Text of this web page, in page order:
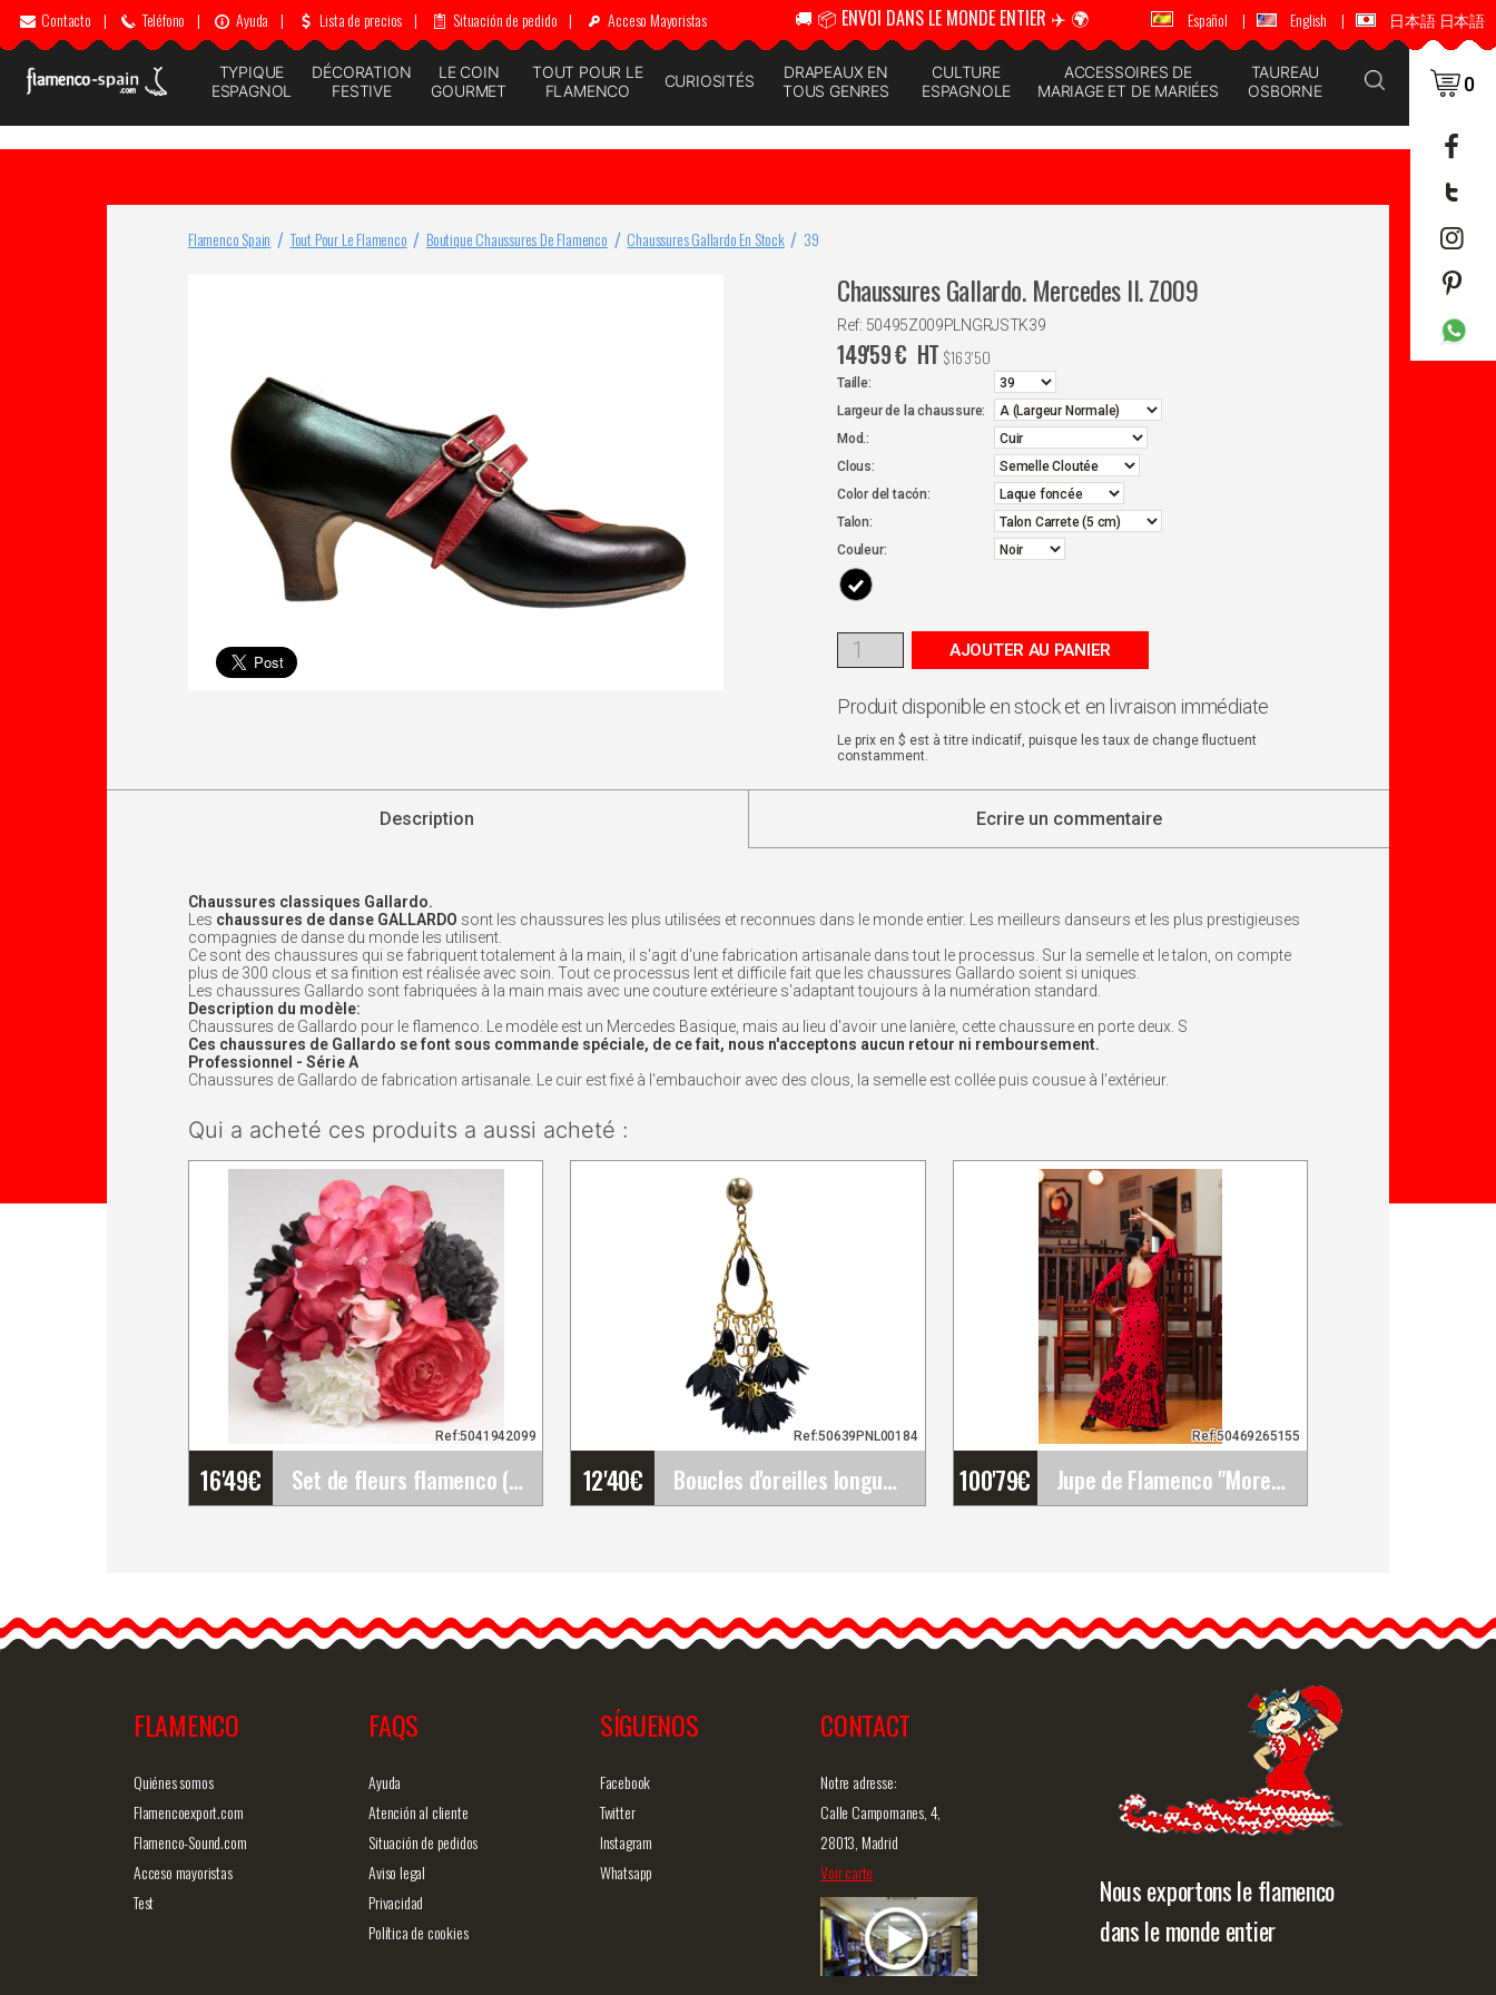
Contacto | Teléfono | Ayuda | Lista de precios | Situación de pedido | Acceso Mayoristas 🚚 📦 ENVOI DANS LE MONDE ENTIER ✈️ 🌍 🚚 📦 ENVOI DANS LE MONDE ENTIER ✈️ 🌍
Español | English | 日本語 日本語
TYPIQUE
ESPAGNOL
DÉCORATION
FESTIVE
LE COIN
GOURMET
TOUT POUR LE
FLAMENCO
CURIOSITÉS
DRAPEAUX EN
TOUS GENRES
CULTURE
ESPAGNOLE
ACCESSOIRES DE
MARIAGE ET DE MARIÉES
TAUREAU
OSBORNE
0
Flamenco Spain Tout Pour Le Flamenco Boutique Chaussures De Flamenco Chaussures Gallardo En Stock 39
Chaussures Gallardo. Mercedes II. Z009
Ref: 50495Z009PLNGRJSTK39
149'59€ HT $163'50
Taille:
Largeur de la chaussure:
Mod.:
Clous:
Color del tacón:
Talon:
Couleur:
AJOUTER AU PANIER
Produit disponible en stock et en livraison immédiate
Le prix en $ est à titre indicatif, puisque les taux de change fluctuent
constamment.
Description Ecrire un commentaire
Chaussures classiques Gallardo.
Les chaussures de danse GALLARDO sont les chaussures les plus utilisées et reconnues dans le monde entier. Les meilleurs danseurs et les plus prestigieuses
compagnies de danse du monde les utilisent.
Ce sont des chaussures qui se fabriquent totalement à la main, il s'agit d'une fabrication artisanale dans tout le processus. Sur la semelle et le talon, on compte
plus de 300 clous et sa finition est réalisée avec soin. Tout ce processus lent et difficile fait que les chaussures Gallardo soient si uniques.
Les chaussures Gallardo sont fabriquées à la main mais avec une couture extérieure s'adaptant toujours à la numération standard.
Description du modèle:
Chaussures de Gallardo pour le flamenco. Le modèle est un Mercedes Basique, mais au lieu d'avoir une lanière, cette chaussure en porte deux. S
Ces chaussures de Gallardo se font sous commande spéciale, de ce fait, nous n'acceptons aucun retour ni remboursement.
Professionnel - Série A
Chaussures de Gallardo de fabrication artisanale. Le cuir est fixé à l'embauchoir avec des clous, la semelle est collée puis cousue à l'extérieur.
Qui a acheté ces produits a aussi acheté :
16'49€ Set de fleurs flamenco (Bouquet). Rosalba
Ref:5041942099
Il est important de se
montrer sous son meilleur
12'40€ Boucles d'oreilles longues de flamenco avec des&hellip;
Ref:50639PNL00184
fleurs et un design
classique. Noir
100'79€ Jupe de Flamenco "Morente". Davedans
Ref:50469265155
Jupe longue avec ceinture.
Volant supérieur en tissu…
Vue rapide
FLAMENCO
Quiénes somos
Flamencoexport.com
Flamenco-Sound.com
Acceso mayoristas
Test
FAQS
Ayuda
Atención al cliente
Situación de pedidos
Aviso legal
Privacidad
Política de cookies
SÍGUENOS
Facebook
Twitter
Instagram
Whatsapp
CONTACT
Notre adresse:
Calle Campomanes, 4,
28013, Madrid
Voir carte
Nous exportons le flamenco
dans le monde entier